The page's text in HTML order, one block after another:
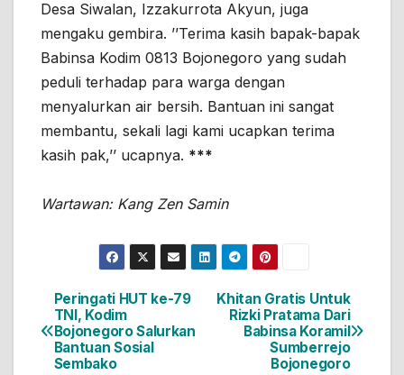
Desa Siwalan, Izzakurrota Akyun, juga
mengaku gembira. ’’Terima kasih bapak-bapak
Babinsa Kodim 0813 Bojonegoro yang sudah
peduli terhadap para warga dengan
menyalurkan air bersih. Bantuan ini sangat
membantu, sekali lagi kami ucapkan terima
kasih pak,’’ ucapnya. ***
Wartawan: Kang Zen Samin
Navigasi
pos
Khitan Gratis Untuk
Rizki Pratama Dari
Babinsa Koramil
Sumberrejo
Bojonegoro
Peringati HUT ke-79
TNI, Kodim
Bojonegoro Salurkan
Bantuan Sosial
Sembako